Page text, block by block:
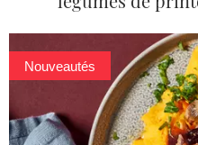
Nouveautés